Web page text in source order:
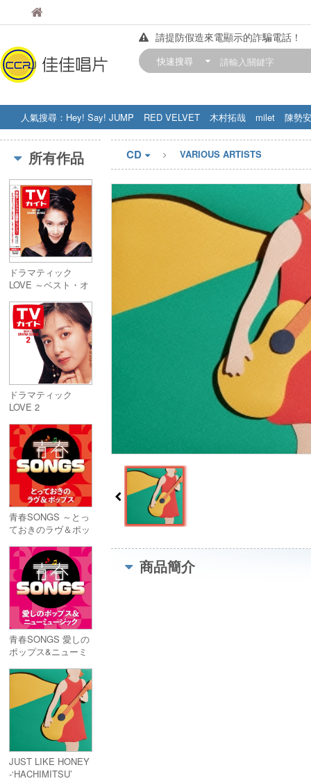
佳佳唱片
請提防假造來電顯示的詐騙電話！
【中華門市營業時間調整公告】
快速搜尋
人氣搜尋： Hey! Say! JUMP RED VELVET 木村拓哉 milet
陳勢安
STRAY KIDS
盧廣仲 周杰伦
所有作品
ドラマティック
LOVE ～ベスト・オ
～
ドラマティック
LOVE 2
青春SONGS ～とっ
ておきのラヴ＆ポッ
青春SONGS 愛しの
ポップス&ニューミ
JUST LIKE HONEY
-‘HACHIMITSU’
CD VARIOUS ARTISTS
商品簡介